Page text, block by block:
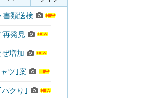
書類送検
再発見
ぜ増加
ツ｣案
クり｣